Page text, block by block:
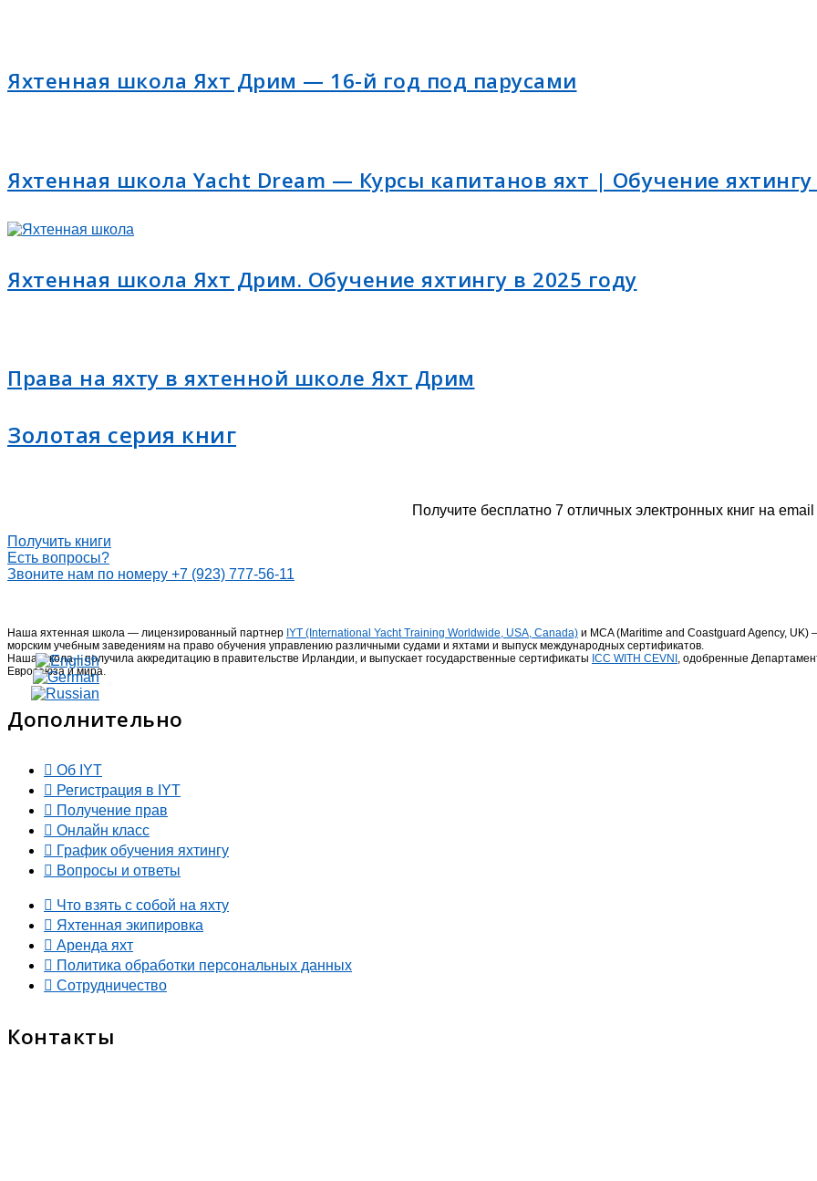
Яхтенная школа Яхт Дрим — 16-й год под парусами
Яхтенная школа Yacht Dream — Курсы капитанов яхт | Обучение яхтингу
Яхтенная школа Яхт Дрим. Обучение яхтингу в 2025 году
Права на яхту в яхтенной школе Яхт Дрим
Золотая серия книг
Получите бесплатно 7 отличных электронных книг на email
Получить книги
Есть вопросы?
Звоните нам по номеру +7 (923) 777-56-11
Наша яхтенная школа — лицензированный партнер IYT (International Yacht Training Worldwide, USA, Canada) и MCA (Maritime and Coastguard Agency,
морским учебным заведениям на право обучения управлению различными судами и яхтами и выпуск международных сертификатов.
Наша школа – получила аккредитацию в правительстве Ирландии, и выпускает государственные сертификаты ICC WITH CEVNI, одобренные
Евросоюза и мира.
Дополнительно
Об IYT
Регистрация в IYT
Получение прав
Онлайн класс
График обучения яхтингу
Вопросы и ответы
Что взять с собой на яхту
Яхтенная экипировка
Аренда яхт
Политика обработки персональных данных
Сотрудничество
Контакты